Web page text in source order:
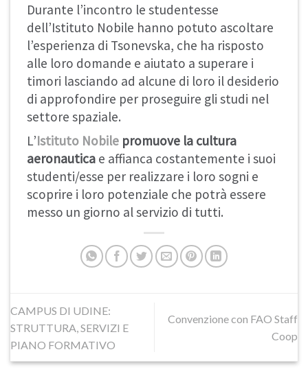
Durante l’incontro le studentesse
dell’Istituto Nobile hanno potuto ascoltare
l’esperienza di Tsonevska, che ha risposto
alle loro domande e aiutato a superare i
timori lasciando ad alcune di loro il desiderio
di approfondire per proseguire gli studi nel
settore spaziale.
L’Istituto Nobile promuove la cultura
aeronautica e affianca costantemente i suoi
studenti/esse per realizzare i loro sogni e
scoprire i loro potenziale che potrà essere
messo un giorno al servizio di tutti.
CAMPUS DI UDINE:
STRUTTURA, SERVIZI E
PIANO FORMATIVO
Convenzione con FAO Staff
Coop